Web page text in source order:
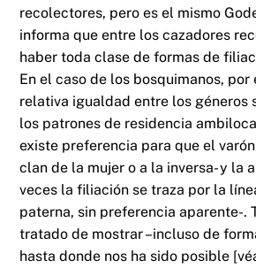
recolectores, pero es el mismo
informa que entre los cazadores
haber toda clase de formas de
En el caso de los bosquimanos, por
relativa igualdad entre los géneros
los patrones de residencia
existe preferencia para que el
clan de la mujer o a la inversa- y la
veces la filiación se traza por la
paterna, sin preferencia aparente-.
tratado de mostrar –incluso de
hasta donde nos ha sido posible